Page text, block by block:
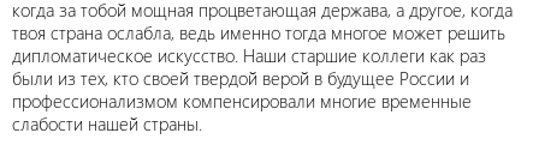
когда за тобой мощная процветающая держава, а другое, когда
твоя страна ослабла, ведь именно тогда многое может решить
дипломатическое искусство. Наши старшие коллеги как раз
были из тех, кто своей твердой верой в будущее России и
профессионализмом компенсировали многие временные
слабости нашей страны.